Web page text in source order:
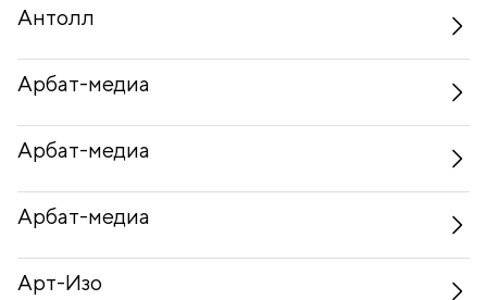
Антолл
Арбат-медиа
Арбат-медиа
Арбат-медиа
Арт-Изо